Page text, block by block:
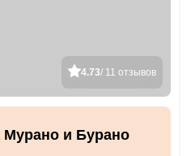
4.73/ 11 отзывов
Мурано и Бурано